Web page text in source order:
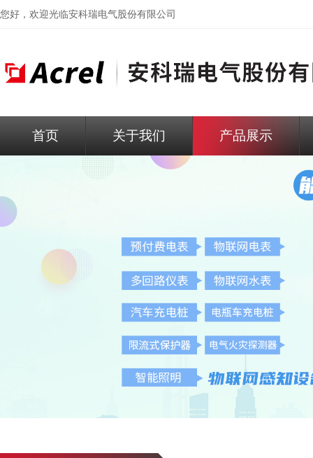
您好，欢迎光临安科瑞电气股份有限公司
首页 关于我们 产品展示